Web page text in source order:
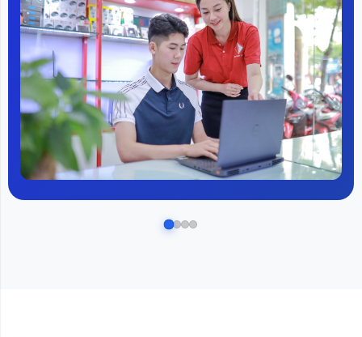
họa đơn giản.
Đó là màn hình 2K với tỷ lệ khung hình 16:10. Nó rộng
hơn một chút theo chiều dọc so với màn hình LCD tỷ lệ
khung hình 16:9 tiêu chuẩn, do đó dễ dàng làm việc với
các ứng dụng cuộn theo chiều dọc như trình duyệt
web.
Ngoài ra, do độ phân giải cao hơn FHD LCD nên nếu
không ngại giảm kích thước ký tự, bạn có thể sử dụng
hiển thị hình ảnh và video với độ chi tiết sống động.